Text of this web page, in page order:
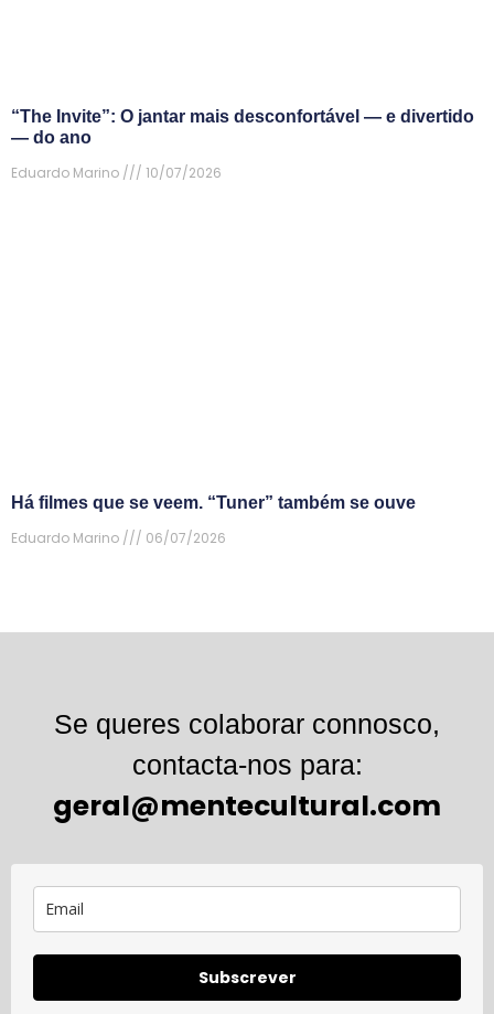
“The Invite”: O jantar mais desconfortável — e divertido
— do ano
Eduardo Marino
10/07/2026
Há filmes que se veem. “Tuner” também se ouve
Eduardo Marino
06/07/2026
Se queres colaborar connosco,
contacta-nos para:
geral@mentecultural.com
Subscrever